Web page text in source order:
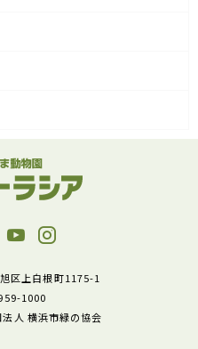
区上白根町1175-1
1000
人 横浜市緑の協会